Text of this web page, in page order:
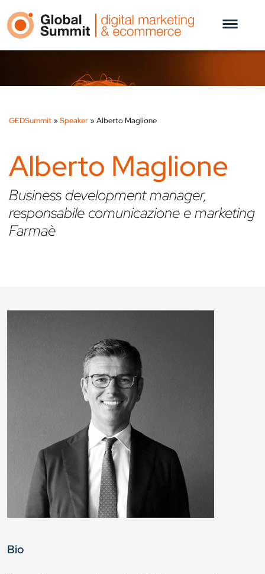
GEDSummit»Speaker»Alberto Maglione
Alberto Maglione
Business development manager,
responsabile comunicazione e marketing
Farmaè
Bio